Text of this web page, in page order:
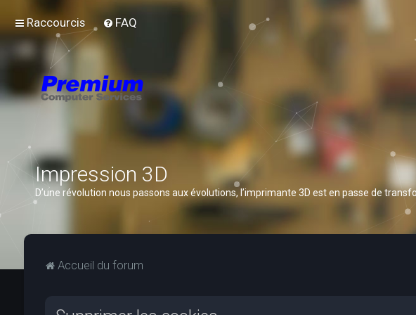
Raccourcis FAQ
Impression 3D
D’une révolution nous passons aux évolutions, l’imprimante 3D est en passe de
Accueil du forum